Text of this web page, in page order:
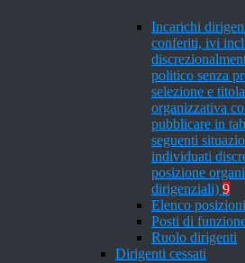
Incarichi
conferiti, ivi
politico senza
selezione e
organizzativa
pubblicare in
seguenti
individuati
posizione
dirigenziali) 9
Elenco
Posti di
Ruolo dirigenti
Dirigenti cessati